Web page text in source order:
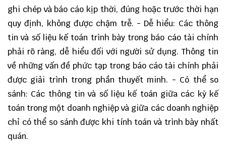
ghi chép và báo cáo kịp thời, đúng hoặc trước thời hạn
quy định, không được chậm trễ. - Dễ hiểu: Các thông
tin và số liệu kế toán trình bày trong báo cáo tài chính
phải rõ ràng, dễ hiểu đối với người sử dụng. Thông tin
về những vấn đề phức tạp trong báo cáo tài chính phải
được giải trình trong phần thuyết minh. - Có thể so
sánh: Các thông tin và số liệu kế toán giữa các kỳ kế
toán trong một doanh nghiệp và giữa các doanh nghiệp
chỉ có thể so sánh được khi tính toán và trình bày nhất
quán.